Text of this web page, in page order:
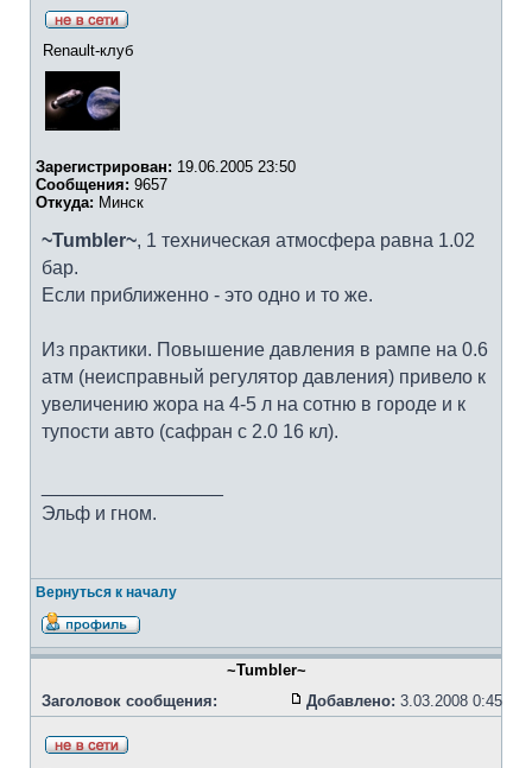
Renault-клуб
Зарегистрирован: 19.06.2005 23:50
Сообщения: 9657
Откуда: Минск
~Tumbler~, 1 техническая атмосфера равна 1.02
бар.
Если приближенно - это одно и то же.
Из практики. Повышение давления в рампе на 0.6
атм (неисправный регулятор давления) привело к
увеличению жора на 4-5 л на сотню в городе и к
тупости авто (сафран с 2.0 16 кл).
Эльф и гном.
Вернуться к началу
~Tumbler~
Заголовок сообщения:
Добавлено: 3.03.2008 0:45